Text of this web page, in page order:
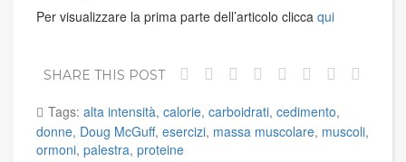
Per visualizzare la prima parte dell’articolo clicca qui
SHARE THIS POST
Tags: alta intensità, calorie, carboidrati, cedimento,
donne, Doug McGuff, esercizi, massa muscolare, muscoli,
ormoni, palestra, proteine